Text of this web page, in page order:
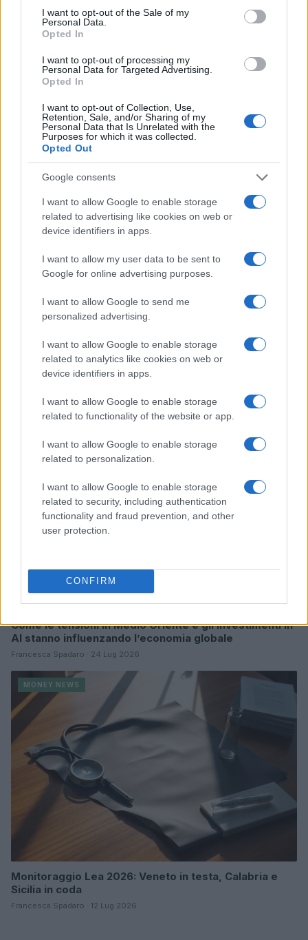
consent section.
I want to opt-out of the Sale of my
Personal Data.
Opted In
I want to opt-out of processing my
Personal Data for Targeted Advertising.
Opted In
I want to opt-out of Collection, Use,
Retention, Sale, and/or Sharing of my
Personal Data that Is Unrelated with the
Purposes for which it was collected.
Opted Out
Google consents
I want to allow Google to enable storage
related to advertising like cookies on web or
device identifiers in apps.
I want to allow my user data to be sent to
Google for online advertising purposes.
I want to allow Google to send me
personalized advertising.
I want to allow Google to enable storage
related to analytics like cookies on web or
device identifiers in apps.
I want to allow Google to enable storage
related to functionality of the website or app.
I want to allow Google to enable storage
related to personalization.
I want to allow Google to enable storage
related to security, including authentication
functionality and fraud prevention, and other
user protection.
CONFIRM
Continua a leggere
MONEY NEWS
Borse europee in rosso: petrolio in rialzo e focus su
Edoardo Vitali · 30 Lug 2026
Come le tensioni in Medio Oriente e gli investimenti in
AI stanno influenzando l’economia globale
Francesca Spadaro · 24 Lug 2026
MONEY NEWS
Monitoraggio Lea 2026: Veneto in testa, Calabria e
Sicilia in coda
Francesca Spadaro · 12 Lug 2026